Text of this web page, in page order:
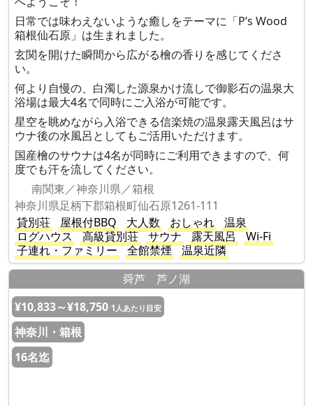
日常では味わえないような癒しをテーマに「P’s Wood
箱根仙石原」は生まれました。
玄関を開けた瞬間から広がる檜の香りを感じてくださ
い。
何より自慢の、白濁した源泉かけ流しで御影石の温泉大
浴場は最大4名で同時にご入浴が可能です。
星空を眺めながら入浴できる信楽焼の温泉露天風呂はサ
ウナ後の水風呂としてもご活用いただけます。
国産檜のサウナは4名が同時にご利用できますので、何
度でも汗を流してください。
南関東／神奈川県／箱根
神奈川県足柄下郡箱根町仙石原1261-111
貸別荘
屋根付BBQ 大人数 おしゃれ
温泉
ログハウス
高級貸別荘 サウナ 露天風呂
Wi-Fi
子連れ・ファミリー
全館禁煙
温泉近隣
舜芦 芦ノ湖
¥10,833～¥18,750 1人あたり目安
神奈川・箱根
16名迄